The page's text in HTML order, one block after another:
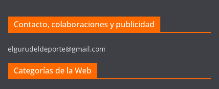
Contacto, colaboraciones y publicidad
elgurudeldeporte@gmail.com
Categorías de la Web